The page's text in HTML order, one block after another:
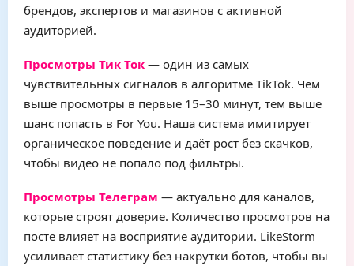
брендов, экспертов и магазинов с активной
аудиторией.
Просмотры Тик Ток — один из самых
чувствительных сигналов в алгоритме TikTok. Чем
выше просмотры в первые 15–30 минут, тем выше
шанс попасть в For You. Наша система имитирует
органическое поведение и даёт рост без скачков,
чтобы видео не попало под фильтры.
Просмотры Телеграм — актуально для каналов,
которые строят доверие. Количество просмотров на
посте влияет на восприятие аудитории. LikeStorm
усиливает статистику без накрутки ботов, чтобы вы